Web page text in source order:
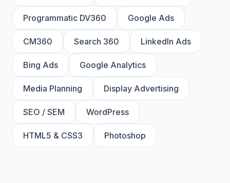
Programmatic DV360 Google Ads
CM360 Search 360 LinkedIn Ads
Bing Ads Google Analytics
Media Planning Display Advertising
SEO / SEM WordPress
HTML5 & CSS3 Photoshop